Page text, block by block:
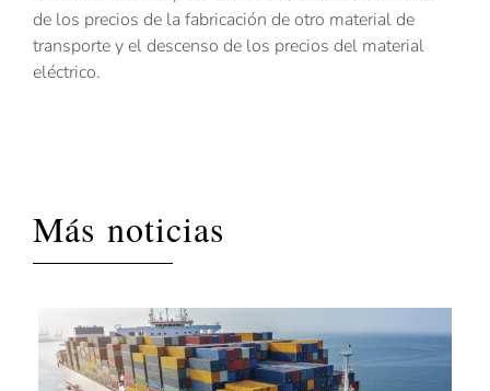
de los precios de la fabricación de otro material de
transporte y el descenso de los precios del material
eléctrico.
Más noticias